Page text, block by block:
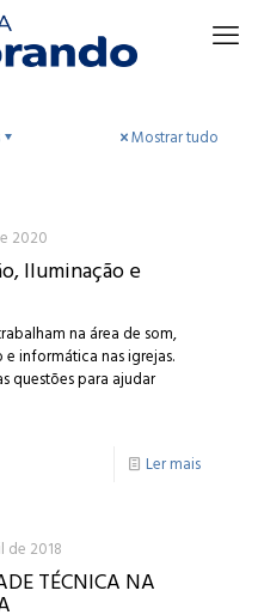
Mostrar tudo
2020
Iluminação e
na área de som,
informática nas igrejas.
questões para ajudar
Ler mais
de 2018
TÉCNICA NA